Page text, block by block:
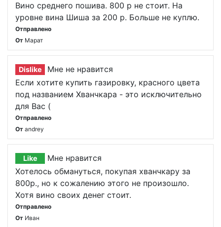
Вино среднего пошива. 800 р не стоит. На
уровне вина Шиша за 200 р. Больше не куплю.
Отправлено
От Марат
Dislike
Мне не нравится
Если хотите купить газировку, красного цвета
под названием Хванчкара - это исключительно
для Вас (
Отправлено
От andrey
Like
Мне нравится
Хотелось обмануться, покупая хванчкару за
800р., но к сожалению этого не произошло.
Хотя вино своих денег стоит.
Отправлено
От Иван